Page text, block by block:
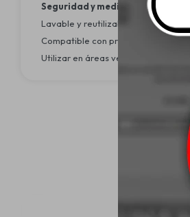
Seguridad y medio ambiente:
Lavable y reutilizable, lo que
Compatible con productos eco-
Utilizar en áreas ventiladas y